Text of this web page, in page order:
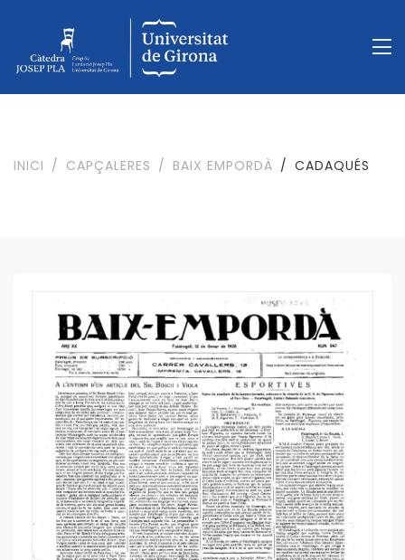
INICI CAPÇALERES BAIX EMPORDÀ CADAQUÉS